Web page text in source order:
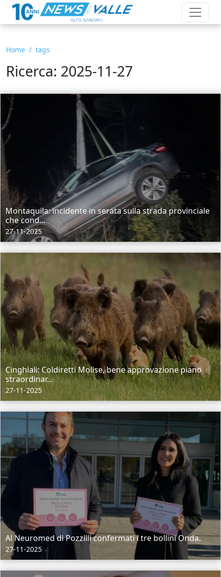
Home tags
Ricerca: 2025-11-27
Montaquila: incidente in serata sulla strada provinciale
che cond...
27-11-2025
Cinghiali: Coldiretti Molise, bene approvazione piano
straordinar...
27-11-2025
Al Neuromed di Pozzilli confermati i tre bollini Onda.
27-11-2025